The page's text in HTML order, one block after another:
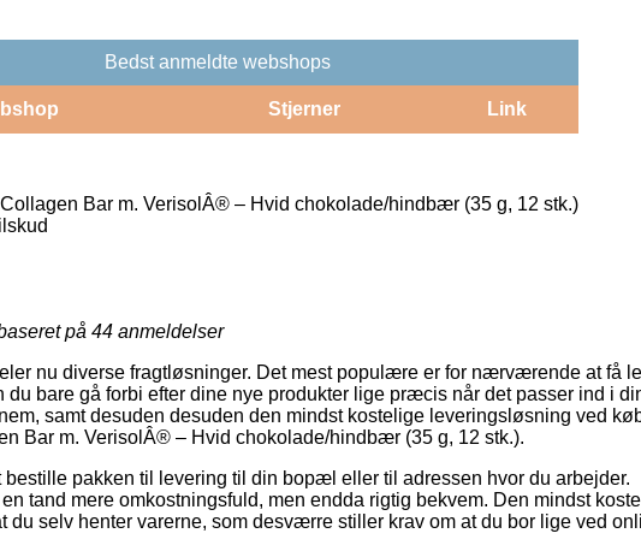
Bedst anmeldte webshops
Stjerner Link
Bar m. VerisolÂ® – Hvid chokolade/hindbær (35 g, 12 stk.)
på 44 anmeldelser
nu diverse fragtløsninger. Det mest populære er for nærværende at få
du bare gå forbi efter dine nye produkter lige præcis når det passer ind i
samt desuden desuden den mindst kostelige leveringsløsning ved
Bar m. VerisolÂ® – Hvid chokolade/hindbær (35 g, 12 stk.).
pakken til levering til din bopæl eller til adressen hvor du arbejder.
tand mere omkostningsfuld, men endda rigtig bekvem. Den mindst
du selv henter varerne, som desværre stiller krav om at du bor lige ved